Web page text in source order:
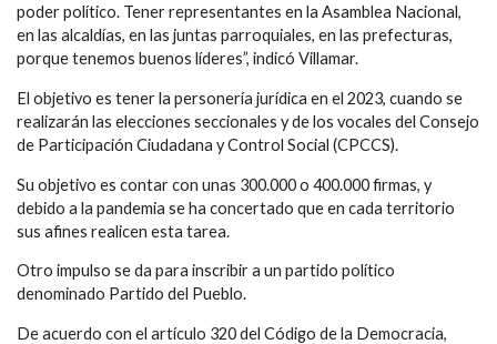
poder político. Tener representantes en la Asamblea Nacional,
en las alcaldías, en las juntas parroquiales, en las prefecturas,
porque tenemos buenos líderes”, indicó Villamar.
El objetivo es tener la personería jurídica en el 2023, cuando se
realizarán las elecciones seccionales y de los vocales del Consejo
de Participación Ciudadana y Control Social (CPCCS).
Su objetivo es contar con unas 300.000 o 400.000 firmas, y
debido a la pandemia se ha concertado que en cada territorio
sus afines realicen esta tarea.
Otro impulso se da para inscribir a un partido político
denominado Partido del Pueblo.
De acuerdo con el artículo 320 del Código de la Democracia,